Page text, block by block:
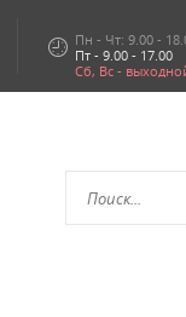
Пн - Чт: 9.00 -
Пт - 9.00 - 17.00
Сб, Вс -